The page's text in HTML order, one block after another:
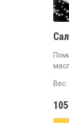
Вес:
105